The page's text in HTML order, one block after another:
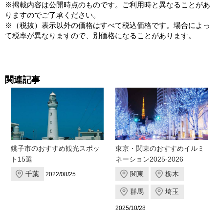
※掲載内容は公開時点のものです。ご利用時と異なることがあ
りますのでご了承ください。
※（税抜）表示以外の価格はすべて税込価格です。場合によっ
て税率が異なりますので、別価格になることがあります。
関連記事
銚子市のおすすめ観光スポッ
ト15選
千葉
2022/08/25
東京・関東のおすすめイルミ
ネーション2025-2026
関東
栃木
群馬 埼玉
2025/10/28